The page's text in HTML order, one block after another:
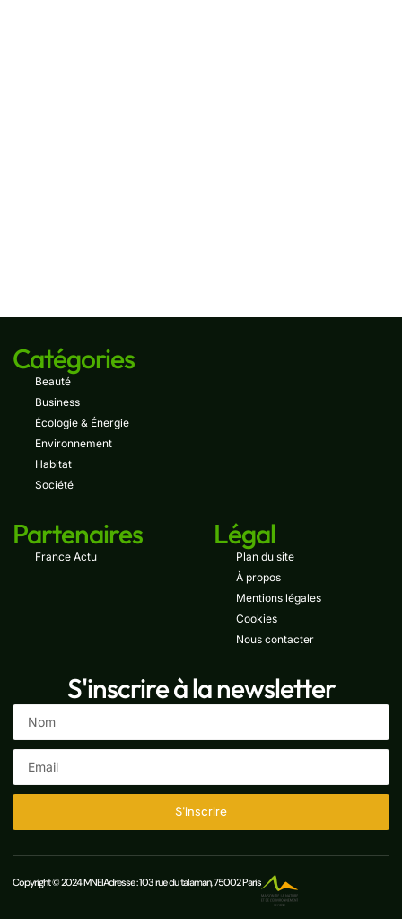
Catégories
Beauté
Business
Écologie & Énergie
Environnement
Habitat
Société
Partenaires
France Actu
Légal
Plan du site
À propos
Mentions légales
Cookies
Nous contacter
S'inscrire à la newsletter
S'inscrire
Copyright © 2024 MNEIAdresse : 103 rue du talaman, 75002 Paris